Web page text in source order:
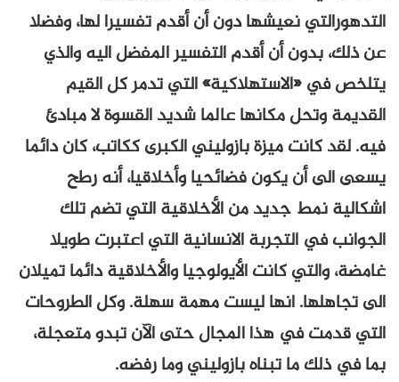
التدهورالتي نعيشها دون أن أقدم تفسيرا لها، وفضلا
عن ذلك، بدون أن أقدم التفسير المفضل اليه والذي
يتلخص في «الاستهلاكية» التي تدمر كل القيم
القديمة وتحل مكانها عالما شديد القسوة لا مبادئ
فيه. لقد كانت ميزة بازوليني الكبرى ككاتب، كان دائما
يسعى الى أن يكون فضائحيا وأخلاقيا، أنه رطح
اشكالية نمط جديد من الأخلاقية التي تضم تلك
الجوانب في التجربة الانسانية التي اعتبرت طويلا
غامضة، والتي كانت الأيولوجيا والأخلاقية دائما تميلان
الى تجاهلها. انها ليست مهمة سهلة. وكل الطروحات
التي قدمت في هذا المجال حتى الآن تبدو متعجلة،
بما في ذلك ما تبناه بازوليني وما رفضه.